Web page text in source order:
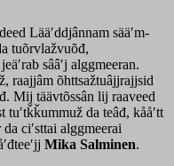
Lääʹddjânnam sääʹm-
tuõrvlažvuõđ,
sââʹj alggmeeran.
raajjâm õhttsažtuâjjrajjsid
Mij täävtõssân lij raaveed
tuʹtǩǩummuž da teâđ, kååʹtt
ciʹsttai alggmeerai
Mika Salminen.